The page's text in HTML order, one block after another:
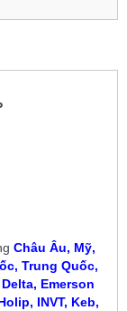
Châu Âu, Mỹ,
Trung Quốc,
Emerson
INVT, Keb,